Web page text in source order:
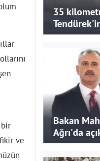
ve
35
Bakan
Ağrı'da
liralık